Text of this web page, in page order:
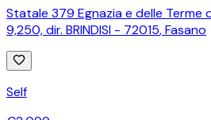
Statale 379 Egnazia e delle Terme
9,250, dir. BRINDISI - 72015,Fasano
Self